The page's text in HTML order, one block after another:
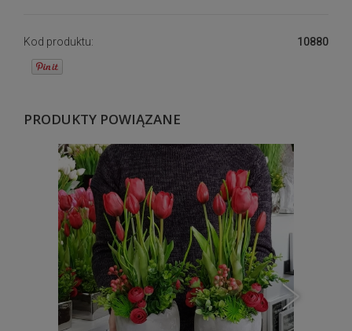
Kod produktu: 10880
PRODUKTY POWIĄZANE